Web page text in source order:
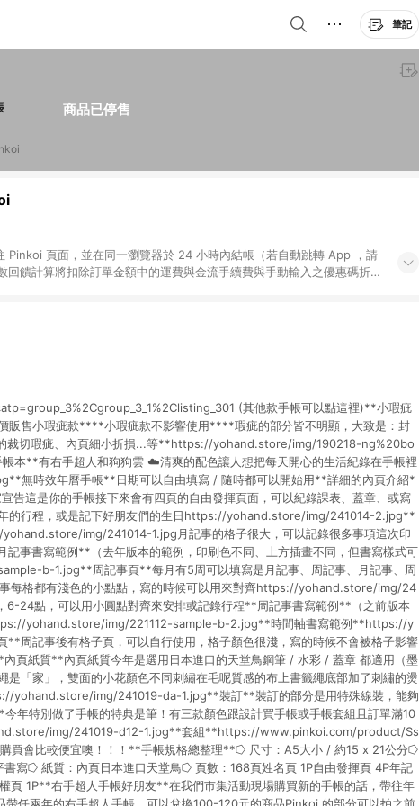
筆記
商品已停售
Pinkoi 頁面，並在同一瀏覽器於 24 小時內結帳（若自動跳轉 App ，請
饋計算將扣除訂單金額中的運費與金流手續費與手動輸入之優惠碼折
v4.6.0 / iOS v4.1.5 以上才具贈點資格。 7. 點數將於出貨後 45 天
LINE 購物前往 Pinkoi 頁面後才首次下載 Pinkoi APP 並完成訂單，不
(其他款手帳可以點這裡)**小瑕疵
販售小瑕疵款****小瑕疵款不影響使用****瑕疵的部分皆不明顯，大致是：封
裁切瑕疵、內頁細小折損...等**https://yohand.store/img/190218-ng%20bo
本**有右手超人和狗狗雲 ☁️清爽的配色讓人想把每天開心的生活紀錄在手帳裡
無時效年曆手帳**日期可以自由填寫 / 隨時都可以開始用**詳細的內頁介紹*
告這是你的手帳接下來會有四頁的自由發揮頁面，可以紀錄課表、蓋章、或寫
的行程，或是記下好朋友們的生日https://yohand.store/img/241014-2.jpg**
img/241014-1.jpg月記事的格子很大，可以記錄很多事項這次印
事書寫範例**（去年版本的範例，印刷色不同、上方插畫不同，但書寫樣式可
b-1.jpg**周記事頁**每月有5周可以填寫是月記事、周記事、月記事、周
每格都有淺色的小點點，寫的時候可以用來對齊https://yohand.store/img/24
6-24點，可以用小圓點對齊來安排或記錄行程**周記事書寫範例**（之前版本
yohand.store/img/221112-sample-b-2.jpg**時間軸書寫範例**https://y
記事後有格子頁，可以自行使用，格子顏色很淺，寫的時候不會被格子影響
紙質**內頁紙質今年是選用日本進口的天堂鳥鋼筆 / 水彩 / 蓋章 都適用（墨
「家」，雙面的小花顏色不同刺繡在毛呢質感的布上書籤繩底部加了刺繡的燙
yohand.store/img/241019-da-1.jpg**裝訂**裝訂的部分是用特殊線裝，能夠
年特別做了手帳的特典是筆！有三款顏色跟設計買手帳或手帳套組且訂單滿10
img/241019-d12-1.jpg**套組**https://www.pinkoi.com/product/Ss
買會比較便宜噢！！！**手帳規格總整理**⭔ 尺寸：A5大小 / 約15 x 21公分⭔
寫⭔ 紙質：內頁日本進口天堂鳥⭔ 頁數：168頁姓名頁 1P自由發揮頁 4P年記
頁 1P**右手超人手帳好朋友**在我們市集活動現場購買新的手帳的話，帶往年